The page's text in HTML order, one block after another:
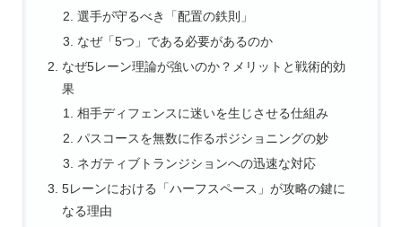
選手が守るべき「配置の鉄則」
なぜ「5つ」である必要があるのか
なぜ5レーン理論が強いのか？メリットと戦術的効
果
相手ディフェンスに迷いを生じさせる仕組み
パスコースを無数に作るポジショニングの妙
ネガティブトランジションへの迅速な対応
5レーンにおける「ハーフスペース」が攻略の鍵に
なる理由